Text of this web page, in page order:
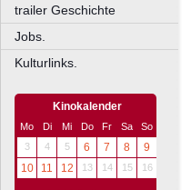
trailer Geschichte
Jobs.
Kulturlinks.
Kinokalender
Mo Di Mi Do Fr Sa
So
3
4 5 6 7 8
9
10
11 12 13 14 15 16